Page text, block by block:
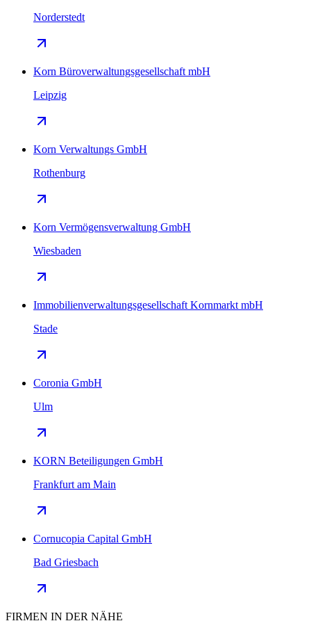
Norderstedt
Korn Büroverwaltungsgesellschaft mbH
Leipzig
Korn Verwaltungs GmbH
Rothenburg
Korn Vermögensverwaltung GmbH
Wiesbaden
Immobilienverwaltungsgesellschaft Kornmarkt mbH
Stade
Coronia GmbH
Ulm
KORN Beteiligungen GmbH
Frankfurt am Main
Cornucopia Capital GmbH
Bad Griesbach
FIRMEN IN DER NÄHE